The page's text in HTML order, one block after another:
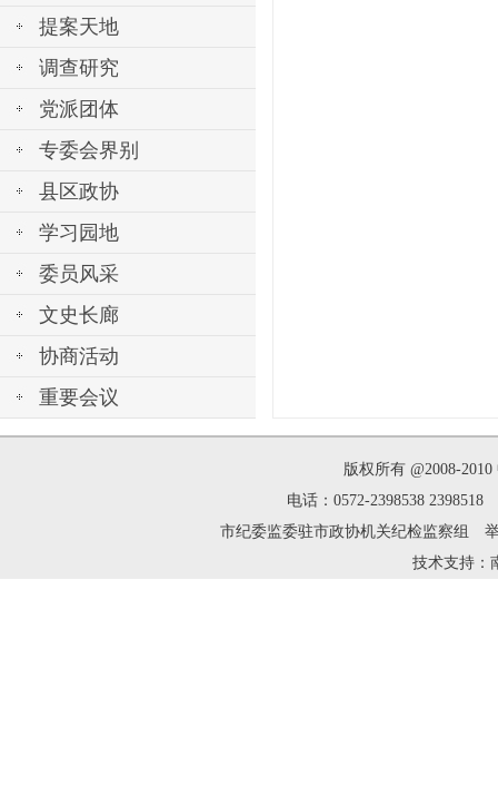
提案天地
调查研究
党派团体
专委会界别
县区政协
学习园地
委员风采
文史长廊
协商活动
重要会议
版权所有 @2008-
电话：0572-2398538
市纪委监委驻市政协机关纪检监察组
技术支持：